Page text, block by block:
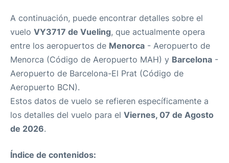
A continuación, puede encontrar detalles sobre el
vuelo VY3717 de Vueling, que actualmente opera
entre los aeropuertos de Menorca - Aeropuerto de
Menorca (Código de Aeropuerto MAH) y Barcelona -
Aeropuerto de Barcelona-El Prat (Código de
Aeropuerto BCN).
Estos datos de vuelo se refieren específicamente a
los detalles del vuelo para el Viernes, 07 de Agosto
de 2026.
Índice de contenidos: